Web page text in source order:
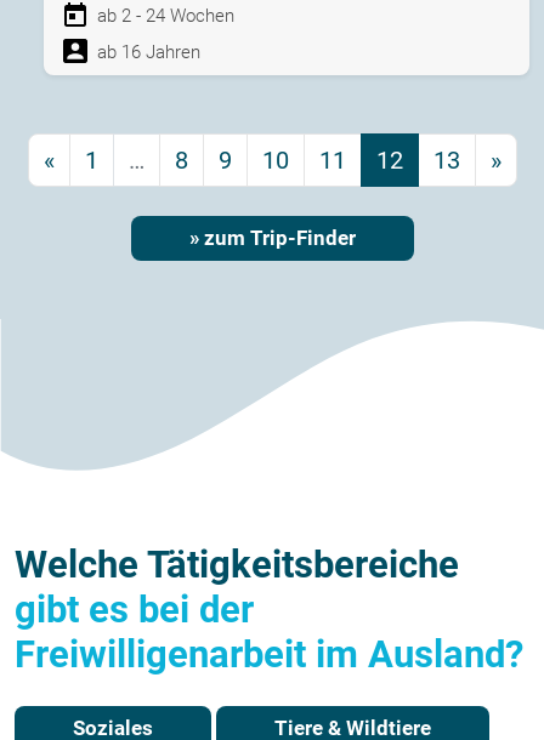
ab 2 - 24 Wochen
ab 16 Jahren
« 1 … 8 9 10 11 12 13 »
» zum Trip-Finder
Welche Tätigkeitsbereiche
gibt es bei der
Freiwilligenarbeit im Ausland?
Soziales Tiere & Wildtiere